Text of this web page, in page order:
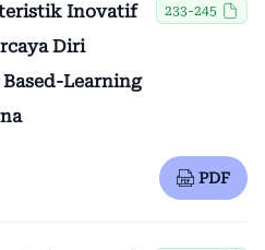
Inovatif
Diri
Learning
233-245
PDF